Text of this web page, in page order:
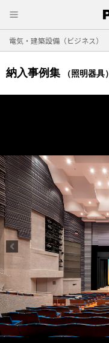
電気・建築設備（ビジネス）
納入事例集 （照明器具）